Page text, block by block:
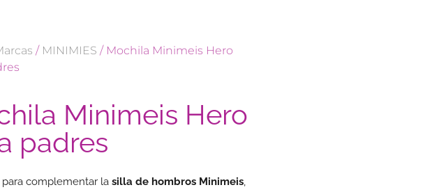
/ MINIMIES / Mochila Minimeis Hero
Minimeis Hero
padres
para complementar la silla de hombros Minimeis,